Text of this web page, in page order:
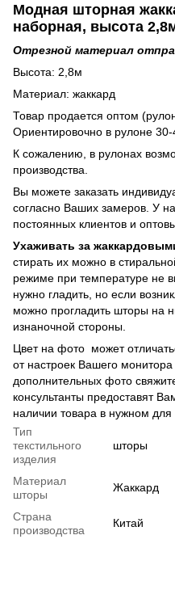
Модная шторная
наборная, высота
Отрезной материал
Высота: 2,8м
Материал: жаккард
Товар продается оптом
Ориентировочно в рулоне 30-
К сожалению, в рулонах
производства.
Вы можете заказать
согласно Ваших замеров. У
постоянных клиентов и
Ухаживать за
стирать их можно в
режиме при температуре не
нужно гладить, но если
можно прогладить шторы на
изнаночной стороны.
Цвет на фото может
от настроек Вашего
дополнительных фото
консультанты предоставят
наличии товара в нужном для
Тип
текстильного
изделия
шторы
Материал
шторы
Жаккард
Страна
производства
Китай